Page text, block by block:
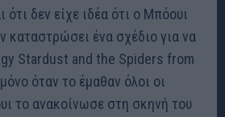
ότι δεν είχε ιδέα ότι ο Μπόουι
καταστρώσει ένα σχέδιο για να
Stardust and the Spiders from
όταν το έμαθαν όλοι οι
το ανακοίνωσε στη σκηνή του